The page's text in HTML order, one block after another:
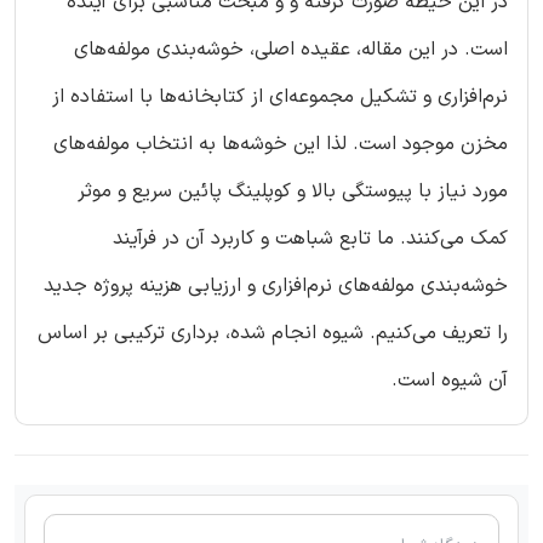
است. در این مقاله، عقیده اصلی، خوشه‌بندی مولفه‌های
نرم‌افزاری و تشکیل مجموعه‌ای از کتابخانه‌ها با استفاده از
مخزن موجود است. لذا این خوشه‌ها به انتخاب مولفه‌های
مورد نیاز با پیوستگی بالا و کوپلینگ پائین سریع و موثر
کمک می‌کنند. ما تابع شباهت و کاربرد آن در فرآیند
خوشه‌بندی مولفه‌های نرم‌افزاری و ارزیابی هزینه پروژه جدید
را تعریف می‌کنیم. شیوه انجام شده، برداری ترکیبی بر اساس
آن شیوه است.